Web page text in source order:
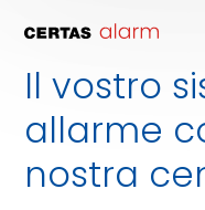
Il vostro
allarme
nostra